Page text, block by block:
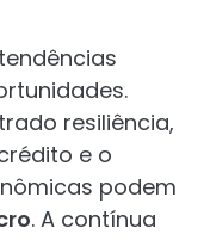
resiliência,
e o
podem
. A contínua